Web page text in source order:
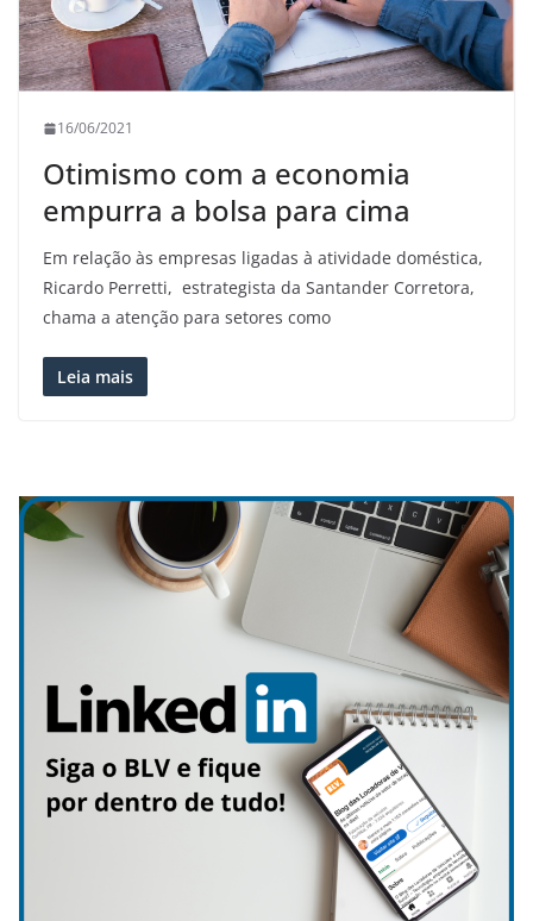
16/06/2021
Otimismo com a economia
empurra a bolsa para cima
Em relação às empresas ligadas à atividade doméstica,
Ricardo Perretti, estrategista da Santander Corretora,
chama a atenção para setores como
Leia mais